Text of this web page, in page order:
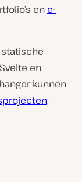
en e-
en
kunnen
.